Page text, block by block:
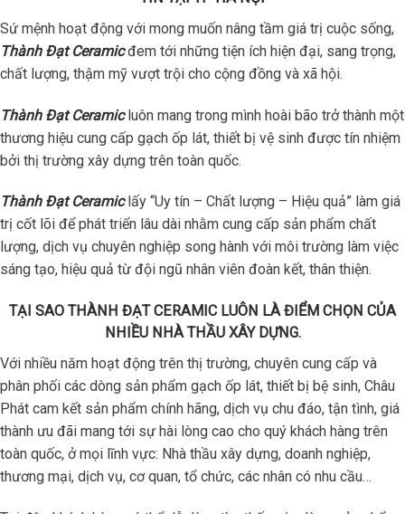
Sứ mệnh hoạt động với mong muốn nâng tầm giá trị cuộc sống,
Thành Đạt Ceramicđem tới những tiện ích hiện đại, sang trọng,
chất lượng, thậm mỹ vượt trội cho cộng đồng và xã hội.
Thành Đạt Ceramicluôn mang trong mình hoài bão trở thành một
thương hiệu cung cấp gạch ốp lát, thiết bị vệ sinh được tín nhiệm
bởi thị trường xây dựng trên toàn quốc.
Thành Đạt Ceramiclấy “Uy tín – Chất lượng – Hiệu quả” làm giá
trị cốt lõi để phát triển lâu dài nhằm cung cấp sản phẩm chất
lượng, dịch vụ chuyên nghiệp song hành với môi trường làm việc
sáng tạo, hiệu quả từ đội ngũ nhân viên đoàn kết, thân thiện.
TẠI SAO THÀNH ĐẠT CERAMIC LUÔN LÀ ĐIỂM CHỌN CỦA
NHIỀU NHÀ THẦU XÂY DỰNG.
Với nhiều năm hoạt động trên thị trường, chuyên cung cấp và
phân phối các dòng sản phẩm gạch ốp lát, thiết bị bệ sinh, Châu
Phát cam kết sản phẩm chính hãng, dịch vụ chu đáo, tận tình, giá
thành ưu đãi mang tới sự hài lòng cao cho quý khách hàng trên
toàn quốc, ở mọi lĩnh vực: Nhà thầu xây dựng, doanh nghiệp,
thương mại, dịch vụ, cơ quan, tổ chức, các nhân có nhu cầu…